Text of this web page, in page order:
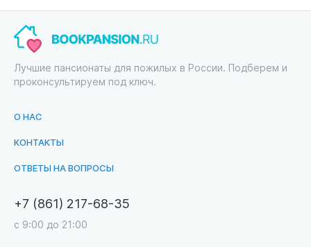
Лучшие пансионаты для пожилых в России. Подберем и
проконсультируем под ключ.
О НАС
КОНТАКТЫ
ОТВЕТЫ НА ВОПРОСЫ
+7 (861) 217-68-35
с 9:00 до 21:00